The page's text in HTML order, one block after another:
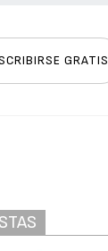
GRATIS